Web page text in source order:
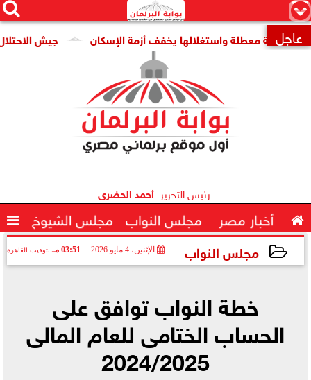
×


 عاجل جيش الاحتلال: مقتل جنديين معطلة واستغلالها يخفف أزمة الإسكان
رئيس التحرير أحمد الحضرى
 أخبار مصر مجلس النواب مجلس الشيوخ 
مجلس النواب الإثنين، 4 مايو 2026 03:51 مـ بتوقيت القاهرة
خطة النواب توافق على
الحساب الختامى للعام المالى
2024/2025